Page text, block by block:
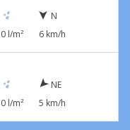
0 l/m²
N
6 km/h
0 l/m²
NE
5 km/h